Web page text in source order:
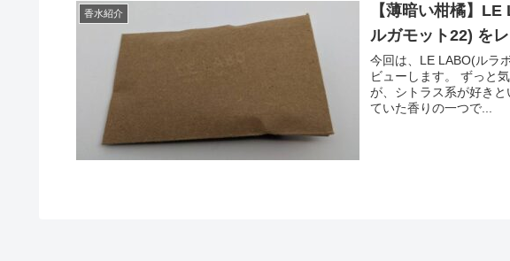
香水紹介
【薄暗い柑橘】
ルガモット22) を
今回は、LE LABO(ルラ
ビューします。 ずっと気になっていたルラボ。色々種類があります
が、シトラス系が好き
ていた香りの一つで...